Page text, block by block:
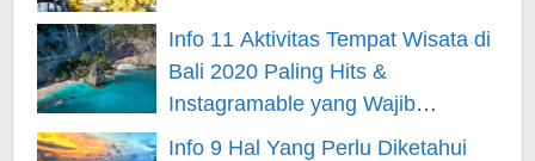
Info 11 Aktivitas Tempat Wisata di
Bali 2020 Paling Hits &
Instagramable yang Wajib
Kunjungi
Info 9 Hal Yang Perlu Diketahui